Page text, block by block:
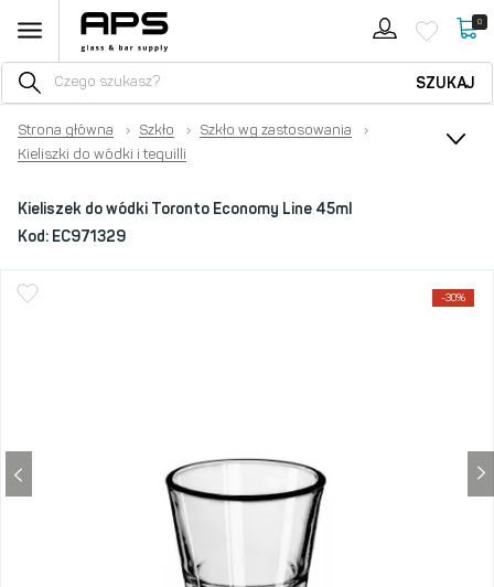
0
SZUKAJ
Strona główna › Szkło › Szkło wg zastosowania
›
Kieliszki do wódki i tequilli
Kieliszek do wódki Toronto Economy Line 45ml
Kod: EC971329
-30%